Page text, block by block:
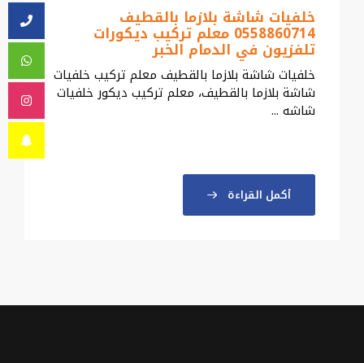
خلفيات شاشة بلازما بالقطيف
0558860714 معلم تركيب ديكورات
تلفزيون في الدمام الخبر
خلفيات شاشة بلازما بالقطيف معلم تركيب خلفيات
شاشة بلازما بالقطيف، معلم تركيب ديكور خلفيات
شاشه ...
أكمل القراءة